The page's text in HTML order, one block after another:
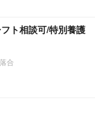
ト相談可/特別養護
合